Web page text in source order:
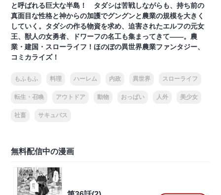
と呼ばれる巨大な半島！ タダシは苦戦しながらも、持ち前の
真面目な性格と神からの加護でグングンと農業の規模を大きく
していく。タダシの作る物資を求め、迫害されたエルフの元女
王、獣人の女勇者、ドワーフの名工も集まってきて――。農
業・建国・スローライフ！ほのぼの異世界農業ファンタジー、
コミカライズ！
もふもふ 料理 ハーレム 内政 異世界 スローライフ
転生・召喚 アウトドア 動物 おっぱい 人外 美少女
社畜 サキュバス
無料配信中の漫画